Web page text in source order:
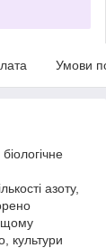
Умови
азоту,
культури